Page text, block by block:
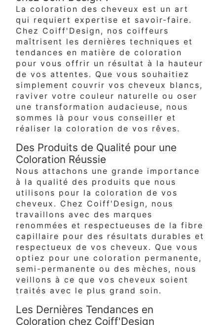
La coloration des cheveux est un art
qui requiert expertise et savoir-faire.
Chez Coiff'Design, nos coiffeurs
maîtrisent les dernières techniques et
tendances en matière de coloration
pour vous offrir un résultat à la hauteur
de vos attentes. Que vous souhaitiez
simplement couvrir vos cheveux blancs,
raviver votre couleur naturelle ou oser
une transformation audacieuse, nous
sommes là pour vous conseiller et
réaliser la coloration de vos rêves.
Des Produits de Qualité pour une
Coloration Réussie
Nous attachons une grande importance
à la qualité des produits que nous
utilisons pour la coloration de vos
cheveux. Chez Coiff'Design, nous
travaillons avec des marques
renommées et respectueuses de la fibre
capillaire pour des résultats durables et
respectueux de vos cheveux. Que vous
optiez pour une coloration permanente,
semi-permanente ou des mèches, nous
veillons à ce que vos cheveux soient
traités avec le plus grand soin.
Les Dernières Tendances en
Coloration chez Coiff'Design